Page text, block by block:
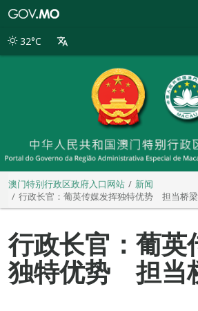
别
32°C
澳门特别行政区政府入口网站
新闻
行政长官：葡英传媒发挥独特优势 担当桥
行政长官：葡英
独特优势 担当